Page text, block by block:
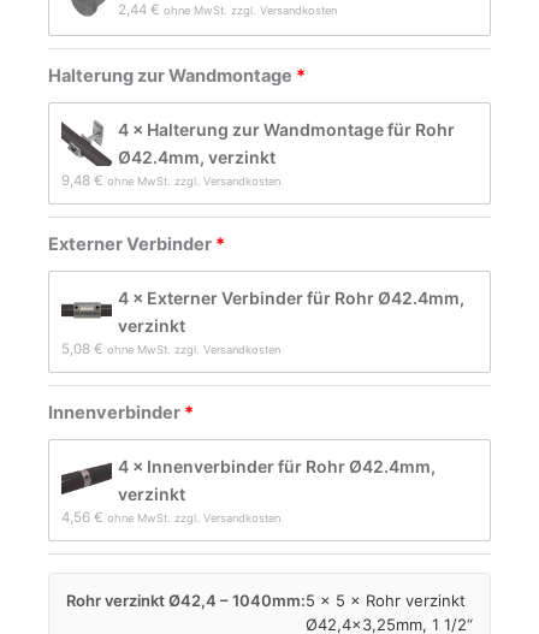
2,44 € ohne MwSt. zzgl. Versandkosten
Halterung zur Wandmontage
4 × Halterung zur Wandmontage für Rohr
Ø42.4mm, verzinkt
9,48 € ohne MwSt. zzgl. Versandkosten
Externer Verbinder
4 × Externer Verbinder für Rohr Ø42.4mm,
verzinkt
5,08 € ohne MwSt. zzgl. Versandkosten
Innenverbinder
4 × Innenverbinder für Rohr Ø42.4mm,
verzinkt
4,56 € ohne MwSt. zzgl. Versandkosten
Rohr verzinkt Ø42,4 – 1040mm:5 × 5 × Rohr verzinkt
Ø42,4×3,25mm, 1 1/2“